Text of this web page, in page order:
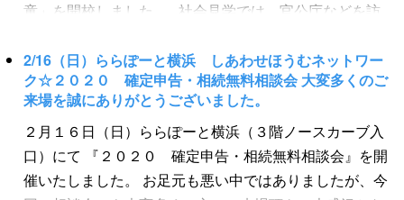
②所有権を取得したことを知ってから３年以内に ③法務
せん』 「相続人申告登記」をすると、不動産登記記録
（不動産登記簿）には、「亡くなった登記名義人の死亡
日・申告をした相続人の住所氏名」が登記されます（申
告をしていない相続人は登記されません）。 申告をした
相続人が不動産登記記録に公示されることで、過料を科
されない相続人が明確になることになります。 このよう
童」を開校しました。 社会見学では、官公庁などを訪
ル消毒をしました） 公共食堂も体験しました。 とって
もおいしかったと好評でした。 行政書士花方亜衣によ
る相続講座も開講しました。 とっても熱心に聴講してく
れました。 働くママにも、休校のこどもにも、ほうむ
でしあわせを届けたい。 私たち専門家もより一層努力し
ます。
2/16（日）ららぽーと横浜 しあわせほうむネットワー
ク☆２０２０ 確定申告・相続無料相談会 大変多くのご
来場を誠にありがとうございました。
２月１６日（日）ららぽーと横浜（３階ノースカーブ入
口）にて 『２０２０ 確定申告・相続無料相談会』を開
催いたしました。 お足元も悪い中ではありましたが、今